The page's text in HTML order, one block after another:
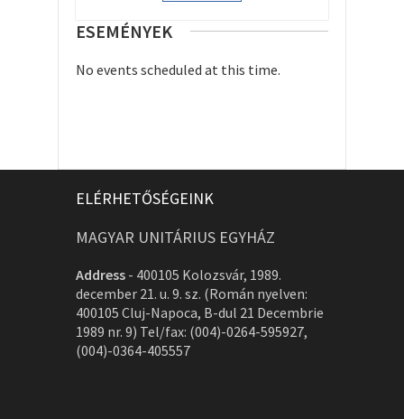
ESEMÉNYEK
No events scheduled at this time.
ELÉRHETŐSÉGEINK
MAGYAR UNITÁRIUS EGYHÁZ
Address - 400105 Kolozsvár, 1989.
december 21. u. 9. sz. (Román nyelven:
400105 Cluj-Napoca, B-dul 21 Decembrie
1989 nr. 9) Tel/fax: (004)-0264-595927,
(004)-0364-405557